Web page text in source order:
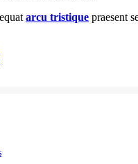
arcu tristique praesent